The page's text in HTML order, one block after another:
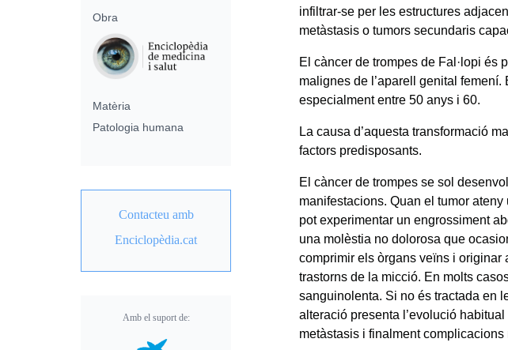
infiltrar-se per les estructures
metàstasis o tumors secundaris
El càncer de trompes de Fal·lopi és
malignes de l’aparell genital
especialment entre 50 anys i 60.
La causa d’aquesta transformació
factors predisposants.
El càncer de trompes se sol
manifestacions. Quan el tumor
pot experimentar un engrossiment
una molèstia no dolorosa que
comprimir els òrgans veïns i originar
trastorns de la micció. En molts
sanguinolenta. Si no és tractada en
alteració presenta l’evolució
metàstasis i finalment complicacions
Obra
Matèria
Patologia humana
Contacteu amb
Enciclopèdia.cat
Amb el suport de: